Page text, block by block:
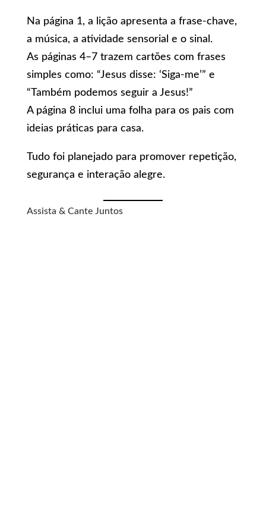
Na página 1, a lição apresenta a frase-chave,
a música, a atividade sensorial e o sinal.
As páginas 4–7 trazem cartões com frases
simples como: “Jesus disse: ‘Siga-me’” e
“Também podemos seguir a Jesus!”
A página 8 inclui uma folha para os pais com
ideias práticas para casa.
Tudo foi planejado para promover repetição,
segurança e interação alegre.
Assista & Cante Juntos